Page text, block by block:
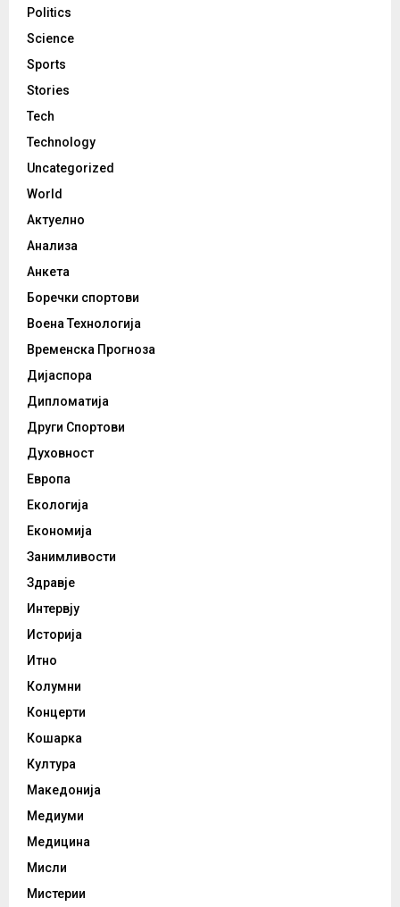
Politics
Science
Sports
Stories
Tech
Technology
Uncategorized
World
Актуелно
Анализа
Анкета
Боречки спортови
Воена Технологија
Временска Прогноза
Дијаспора
Дипломатија
Други Спортови
Духовност
Европа
Екологија
Економија
Занимливости
Здравје
Интервју
Историја
Итно
Колумни
Концерти
Кошарка
Култура
Македонија
Медиуми
Медицина
Мисли
Мистерии